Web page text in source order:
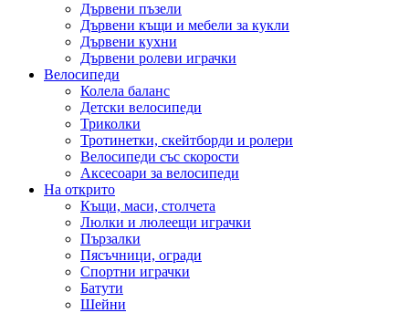
Дървени пъзели
Дървени къщи и мебели за кукли
Дървени кухни
Дървени ролеви играчки
Велосипеди
Колела баланс
Детски велосипеди
Триколки
Тротинетки, скейтборди и ролери
Велосипеди със скорости
Аксесоари за велосипеди
На открито
Къщи, маси, столчета
Люлки и люлеещи играчки
Пързалки
Пясъчници, огради
Спортни играчки
Батути
Шейни